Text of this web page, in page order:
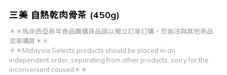
三美 自熱乾肉骨茶 (450g)
＊＊馬來西亞新年食品團購貨品請以獨立訂單訂購，恕無法與其他商品
混單購買＊＊
＊＊Malaysia Selects products should be placed in an
independent order, separating from other products, sorry for the
inconvenient caused＊＊